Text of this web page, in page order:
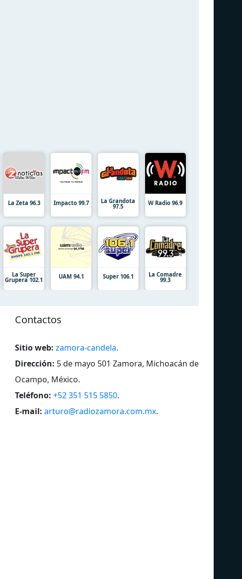
La Zeta 96.3 Impacto 99.7 La Grandota
97.5 W Radio 96.9
La Super
Grupera 102.1 UAM 94.1 Super 106.1 La Comadre
99.3
Contactos
Sitio web: zamora-candela.
Dirección: 5 de mayo 501 Zamora, Michoacán de
Ocampo, México.
Teléfono: +52 351 515 5850.
E-mail: arturo@radiozamora.com.mx.